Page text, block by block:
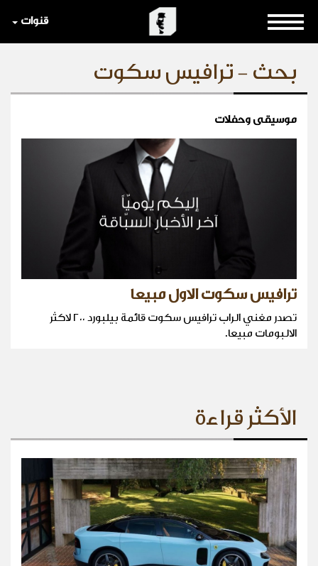
قنوات
بحث - ترافيس سكوت
موسيقى وحفلات
ترافيس سكوت الاول مبيعا
تصدر مغني الراب ترافيس سكوت قائمة بيلبورد ٢٠٠ لاكثر
الالبومات مبيعا.
الأكثر قراءة